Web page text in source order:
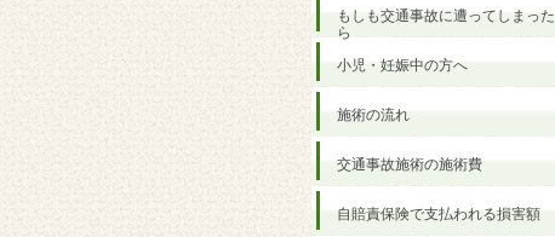
もしも交通事故に遭ってしまった
ら
小児・妊娠中の方へ
施術の流れ
交通事故施術の施術費
自賠責保険で支払われる損害額